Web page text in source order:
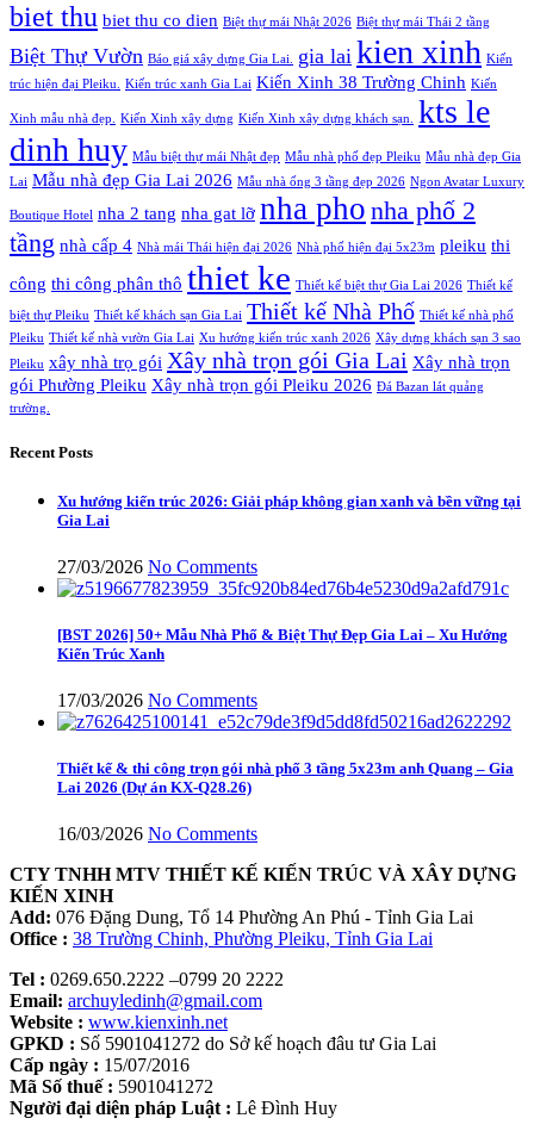
biet thu biet thu co dien Biệt thự mái Nhật 2026 Biệt thự mái Thái 2 tầng
Biệt Thự Vườn Báo giá xây dựng Gia Lai. gia lai kien xinh Kiến
trúc hiện đại Pleiku.
Kiến trúc xanh Gia Lai Kiến Xinh 38 Trường Chinh Kiến
Xinh mẫu nhà đẹp. Kiến Xinh xây dựng Kiến Xinh xây dựng khách sạn.
kts le
dinh huy Mẫu biệt thự mái Nhật đẹp Mẫu nhà phố đẹp Pleiku Mẫu nhà đẹp Gia
Lai Mẫu nhà đẹp Gia Lai 2026 Mẫu nhà ống 3 tầng đẹp 2026 Ngon Avatar Luxury
Boutique Hotel nha 2 tang nha gat lỡ nha pho nha phố 2
tầng nhà cấp 4 Nhà mái Thái hiện đại 2026 Nhà phố hiện đại 5x23m pleiku thi
công thi công phân thô thiet ke Thiết kế biệt thự Gia Lai 2026 Thiết kế
biệt thự Pleiku Thiết kế khách sạn Gia Lai Thiết kế Nhà Phố Thiết kế nhà phố
Pleiku Thiết kế nhà vườn Gia Lai Xu hướng kiến trúc xanh 2026 Xây dựng khách sạn 3 sao
Pleiku xây nhà trọ gói Xây nhà trọn gói Gia Lai Xây nhà trọn
gói Phường Pleiku Xây nhà trọn gói Pleiku 2026 Đá Bazan lát quảng
trường.
Recent Posts
Xu hướng kiến trúc 2026: Giải pháp không gian xanh và bền vững tại
Gia Lai
27/03/2026 No Comments
[BST 2026] 50+ Mẫu Nhà Phố & Biệt Thự Đẹp Gia Lai – Xu Hướng
Kiến Trúc Xanh
17/03/2026 No Comments
Thiết kế & thi công trọn gói nhà phố 3 tầng 5x23m anh Quang – Gia
Lai 2026 (Dự án KX-Q28.26)
16/03/2026 No Comments
CTY TNHH MTV THIẾT KẾ KIẾN TRÚC VÀ XÂY DỰNG
KIẾN XINH
Add: 076 Đặng Dung, Tổ 14 Phường An Phú - Tỉnh Gia Lai
Office : 38 Trường Chinh, Phường Pleiku, Tỉnh Gia Lai
Tel : 0269.650.2222 –0799 20 2222
Email: archuyledinh@gmail.com
Website : www.kienxinh.net
GPKD : Số 5901041272 do Sở kế hoạch đâu tư Gia Lai
Cấp ngày : 15/07/2016
Mã Số thuế : 5901041272
Người đại diện pháp Luật : Lê Đình Huy